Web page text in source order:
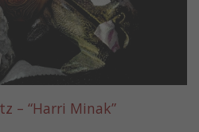
– “Harri Minak”